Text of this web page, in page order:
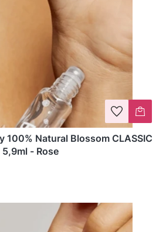
Blossom CLASSIC
5,9ml - Rose